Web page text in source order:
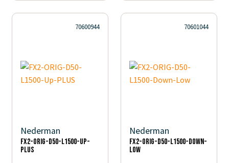
70600944
Nederman
FX2-ORIG-D50-L1500-Up-
PLUS
70601044
Nederman
FX2-ORIG-D50-L1500-Down-
Low